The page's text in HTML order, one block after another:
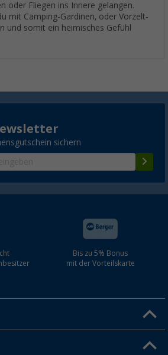
oder Fliegen ins Innere gelangen.
mit Camping-Gardinen, oder Vorzelt-
und somit ein heimisches Gefühl
sichern
Bis zu 5% Bonus
mit der Vorteilskarte